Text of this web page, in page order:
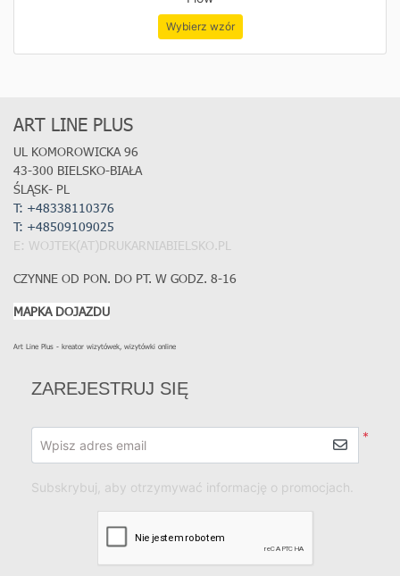
Wybierz wzór
ART LINE PLUS
UL KOMOROWICKA 96
43-300 BIELSKO-BIAŁA
ŚLĄSK- PL
T: +48338110376
T: +48509109025
E: WOJTEK(AT)DRUKARNIABIELSKO.PL
CZYNNE OD PON. DO PT. W GODZ. 8-16
MAPKA DOJAZDU
Art Line Plus - kreator wizytówek, wizytówki online
ZAREJESTRUJ SIĘ
*
Wpisz adres email
Subskrybuj, aby otrzymywać informację o promocjach.